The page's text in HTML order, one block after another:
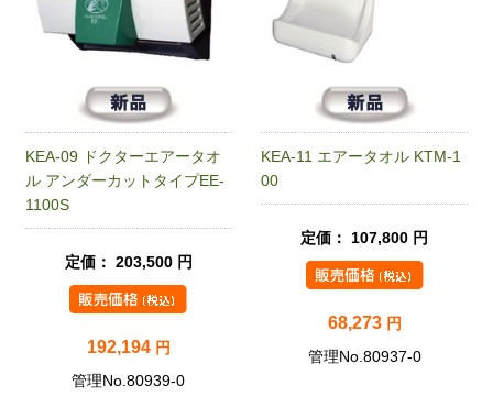
KEA-09 ドクターエアータオ
ル アンダーカットタイプEE-
1100S
定価： 203,500 円
192,194 円
管理No.80939-0
KEA-11 エアータオル KTM-1
00
定価： 107,800 円
68,273 円
管理No.80937-0